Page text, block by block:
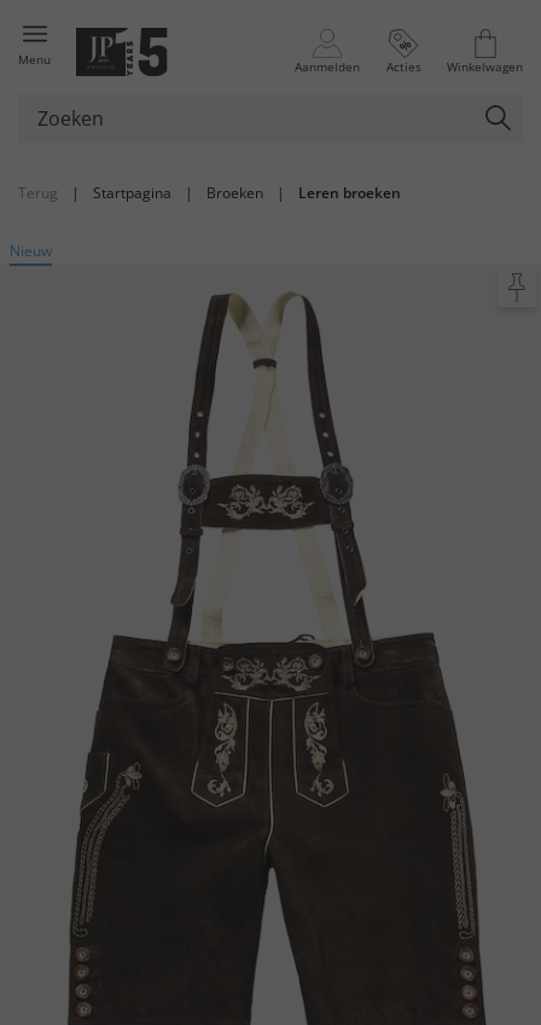
Menu Aanmelden Acties Winkelwagen
Terug | Startpagina | Broeken | Leren broeken
Nieuw